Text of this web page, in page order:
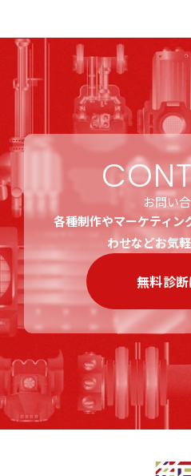
お問い
各種制作やマーケティン
わせなどお気
無料診